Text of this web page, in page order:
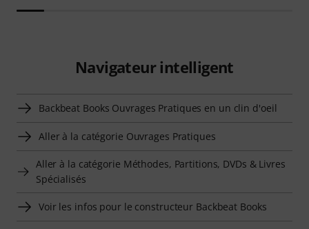
Navigateur intelligent
Backbeat Books Ouvrages Pratiques en un clin d'oeil
Aller à la catégorie Ouvrages Pratiques
Aller à la catégorie Méthodes, Partitions, DVDs & Livres
Spécialisés
Voir les infos pour le constructeur Backbeat Books